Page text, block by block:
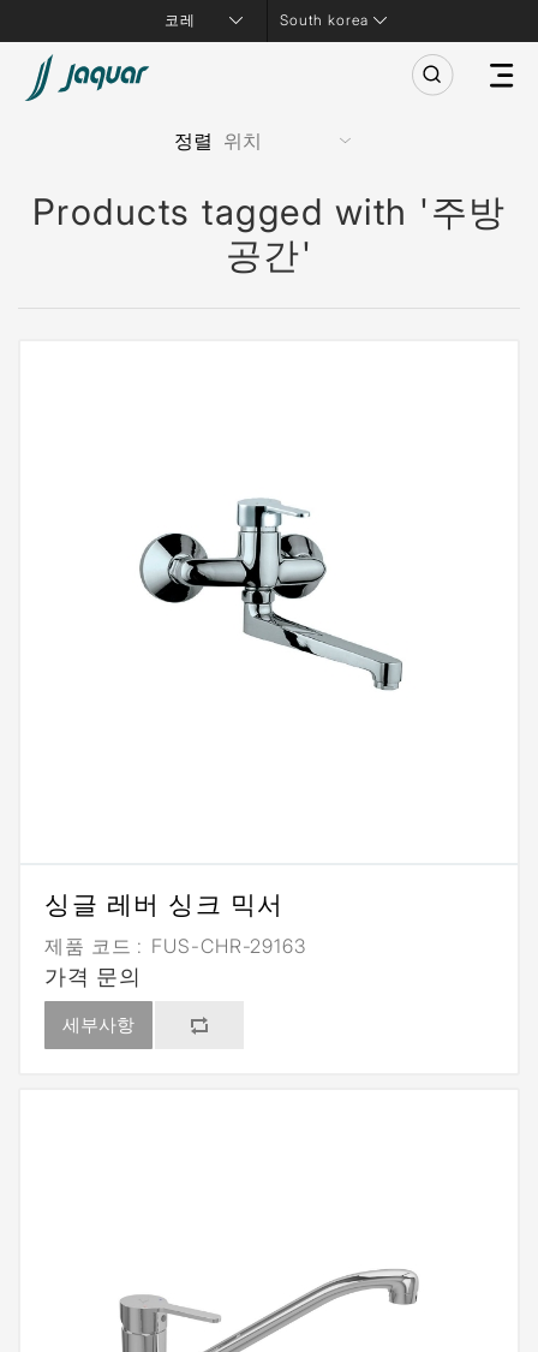
South korea
Products tagged with '주방
공간'
정렬
싱글 레버 싱크 믹서
제품 코드 : FUS-CHR-29163
가격 문의
세부사항